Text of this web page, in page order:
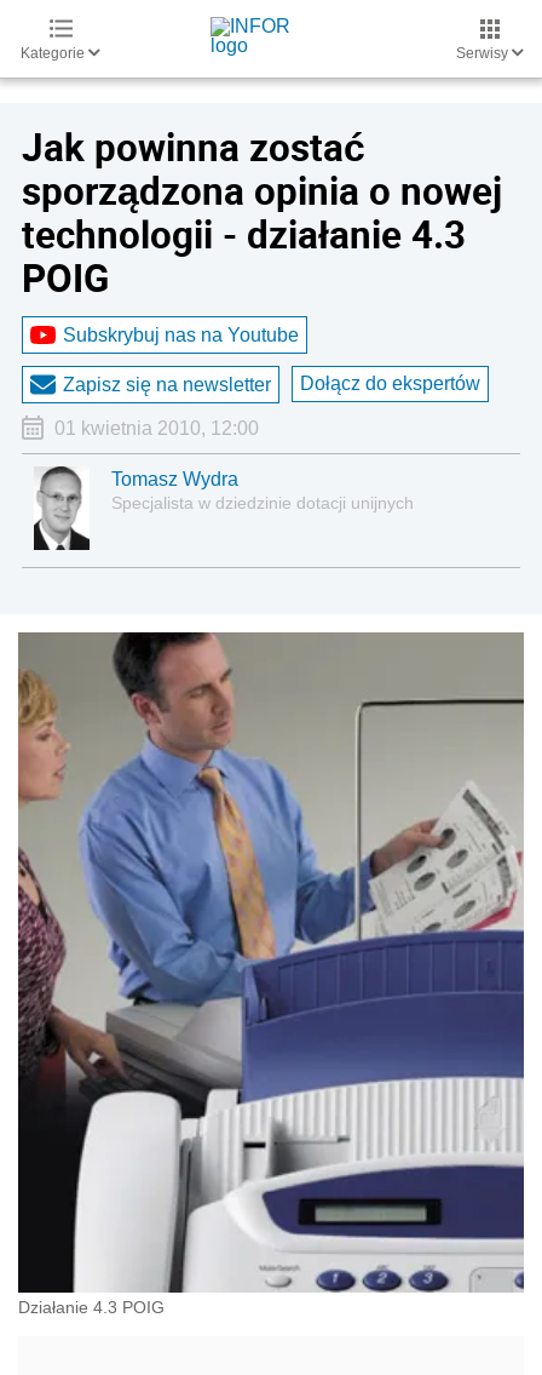
Kategorie Serwisy
Jak powinna zostać
sporządzona opinia o nowej
technologii - działanie 4.3
POIG
Subskrybuj nas na Youtube
Zapisz się na newsletter Dołącz do ekspertów
01 kwietnia 2010, 12:00
Tomasz Wydra
Specjalista w dziedzinie dotacji unijnych
Działanie 4.3 POIG